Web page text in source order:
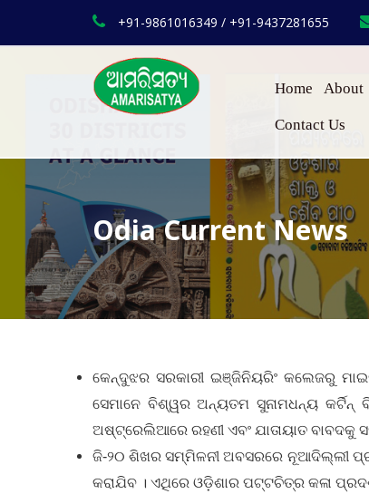
+91-9861016349 / +91-9437281655
Home About
Contact Us
Odia Current News
କେନ୍ଦୁଝର ସରକାରୀ ଇଞ୍ଜିନିୟରିଂ କଲେଜରୁ
ସେମାନେ ବିଶ୍ୱର ଅନ୍ୟତମ ସୁନାମଧନ୍ୟ
ଅଷ୍ଟ୍ରେଲିଆରେ ରହଣୀ ଏବଂ ଯାତାୟାତ
ଜି-୨୦ ଶିଖର ସମ୍ମିଳନୀ ଅବସରରେ ନୂଆଦିଲ୍ଲୀ
କରାଯିବ । ଏଥିରେ ଓଡ଼ିଶାର ପଟ୍ଟଚିତ୍ର କଳା